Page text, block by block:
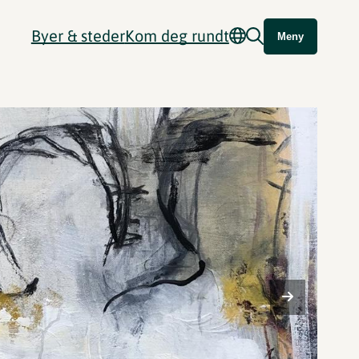
Byer & stederKom deg rundt Meny